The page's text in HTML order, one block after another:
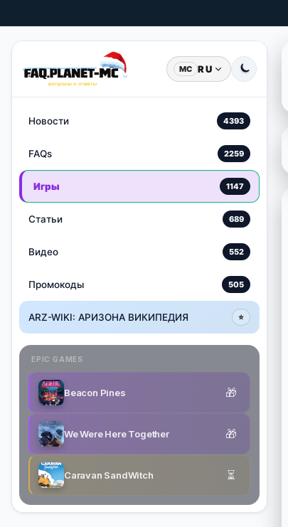
MC RU
Новости 4393
FAQs 2259
Игры 1147
Статьи 689
Видео 552
Промокоды 505
ARZ-WIKI: АРИЗОНА ВИКИПЕДИЯ ⭐
EPIC GAMES
Beacon Pines 🎁
We Were Here Together 🎁
Caravan SandWitch ⏳